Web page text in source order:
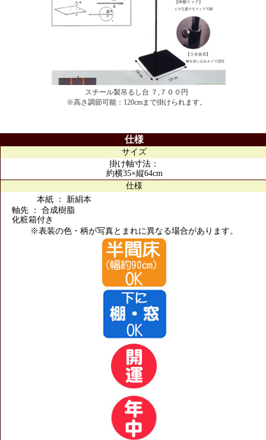
スチール製吊るし台 ７,７００円
※高さ調節可能：120cmまで掛けられます。
仕様
サイズ
掛け軸寸法：
約横35×縦64cm
仕様
本紙 ： 新絹本
軸先 ： 合成樹脂
化粧箱付き
※表装の色・柄が写真とまれに異なる場合があります。